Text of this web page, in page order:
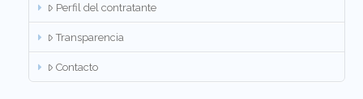
Perfil del contratante
Transparencia
Contacto